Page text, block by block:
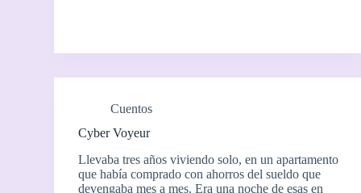
Cuentos
Cyber Voyeur
Llevaba tres años viviendo solo, en un apartamento
que había comprado con ahorros del sueldo que
devengaba mes a mes. Era una noche de esas en